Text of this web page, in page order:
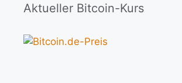
Aktueller Bitcoin-Kurs